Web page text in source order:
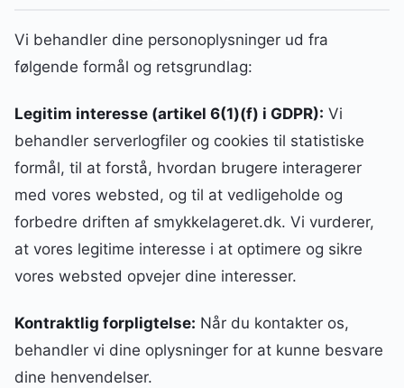
Vi behandler dine personoplysninger ud fra
følgende formål og retsgrundlag:
Legitim interesse (artikel 6(1)(f) i GDPR): Vi
behandler serverlogfiler og cookies til statistiske
formål, til at forstå, hvordan brugere interagerer
med vores websted, og til at vedligeholde og
forbedre driften af smykkelageret.dk. Vi vurderer,
at vores legitime interesse i at optimere og sikre
vores websted opvejer dine interesser.
Kontraktlig forpligtelse: Når du kontakter os,
behandler vi dine oplysninger for at kunne besvare
dine henvendelser.